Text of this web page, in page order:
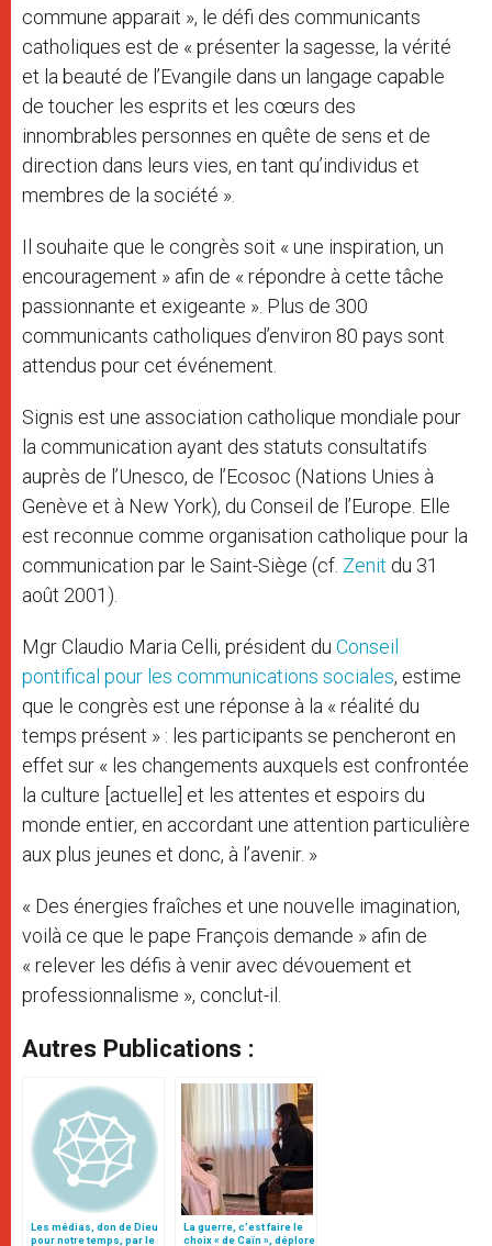
commune apparait », le défi des communicants
catholiques est de « présenter la sagesse, la vérité
et la beauté de l’Evangile dans un langage capable
de toucher les esprits et les cœurs des
innombrables personnes en quête de sens et de
direction dans leurs vies, en tant qu’individus et
membres de la société ».
Il souhaite que le congrès soit « une inspiration, un
encouragement » afin de « répondre à cette tâche
passionnante et exigeante ». Plus de 300
communicants catholiques d’environ 80 pays sont
attendus pour cet événement.
Signis est une association catholique mondiale pour
la communication ayant des statuts consultatifs
auprès de l’Unesco, de l’Ecosoc (Nations Unies à
Genève et à New York), du Conseil de l’Europe. Elle
est reconnue comme organisation catholique pour la
communication par le Saint-Siège (cf. Zenit du 31
août 2001).
Mgr Claudio Maria Celli, président du Conseil
pontifical pour les communications sociales, estime
que le congrès est une réponse à la « réalité du
temps présent » : les participants se pencheront en
effet sur « les changements auxquels est confrontée
la culture [actuelle] et les attentes et espoirs du
monde entier, en accordant une attention particulière
aux plus jeunes et donc, à l’avenir. »
« Des énergies fraîches et une nouvelle imagination,
voilà ce que le pape François demande » afin de
« relever les défis à venir avec dévouement et
professionnalisme », conclut-il.
Autres Publications :
Les médias, don de Dieu
pour notre temps, par le
La guerre, c’est faire le
choix « de Caïn », déplore